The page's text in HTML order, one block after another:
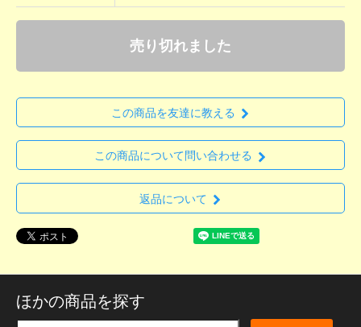
売り切れました
この商品を友達に教える
この商品について問い合わせる
返品について
ほかの商品を探す